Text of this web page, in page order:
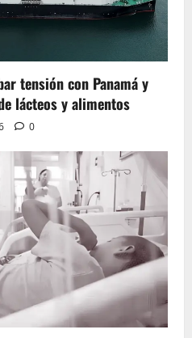
tensión con Panamá y
lácteos y alimentos
0